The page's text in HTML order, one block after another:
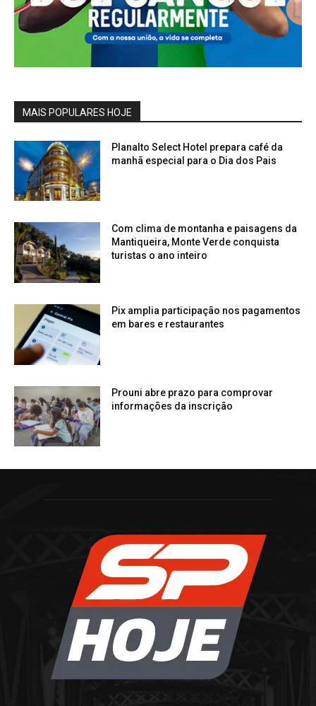
MAIS POPULARES HOJE
Planalto Select Hotel prepara café da
manhã especial para o Dia dos Pais
Com clima de montanha e paisagens da
Mantiqueira, Monte Verde conquista
turistas o ano inteiro
Pix amplia participação nos pagamentos
em bares e restaurantes
Prouni abre prazo para comprovar
informações da inscrição